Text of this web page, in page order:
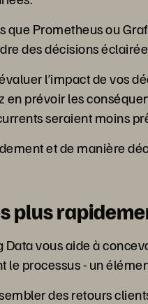
que Prometheus ou
des décisions
l’impact de vos
prévoir les
seraient moins
et de manière
plus
vous aide à
le processus - un
des retours